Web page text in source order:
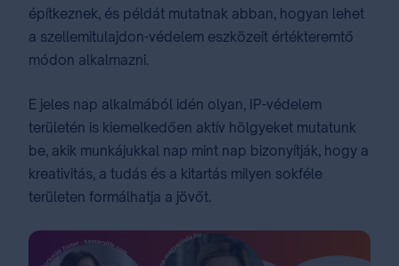
építkeznek, és példát mutatnak abban, hogyan lehet
a szellemitulajdon-védelem eszközeit értékteremtő
módon alkalmazni.
E jeles nap alkalmából idén olyan​, ​IP-védelem
területén is kiemelkedően aktív hölgyeket mutatunk
be, akik munkájukkal nap mint nap bizonyítják, hogy a
kreativitás, a tudás és a kitartás milyen sokféle
területen formálhatja a jövőt.